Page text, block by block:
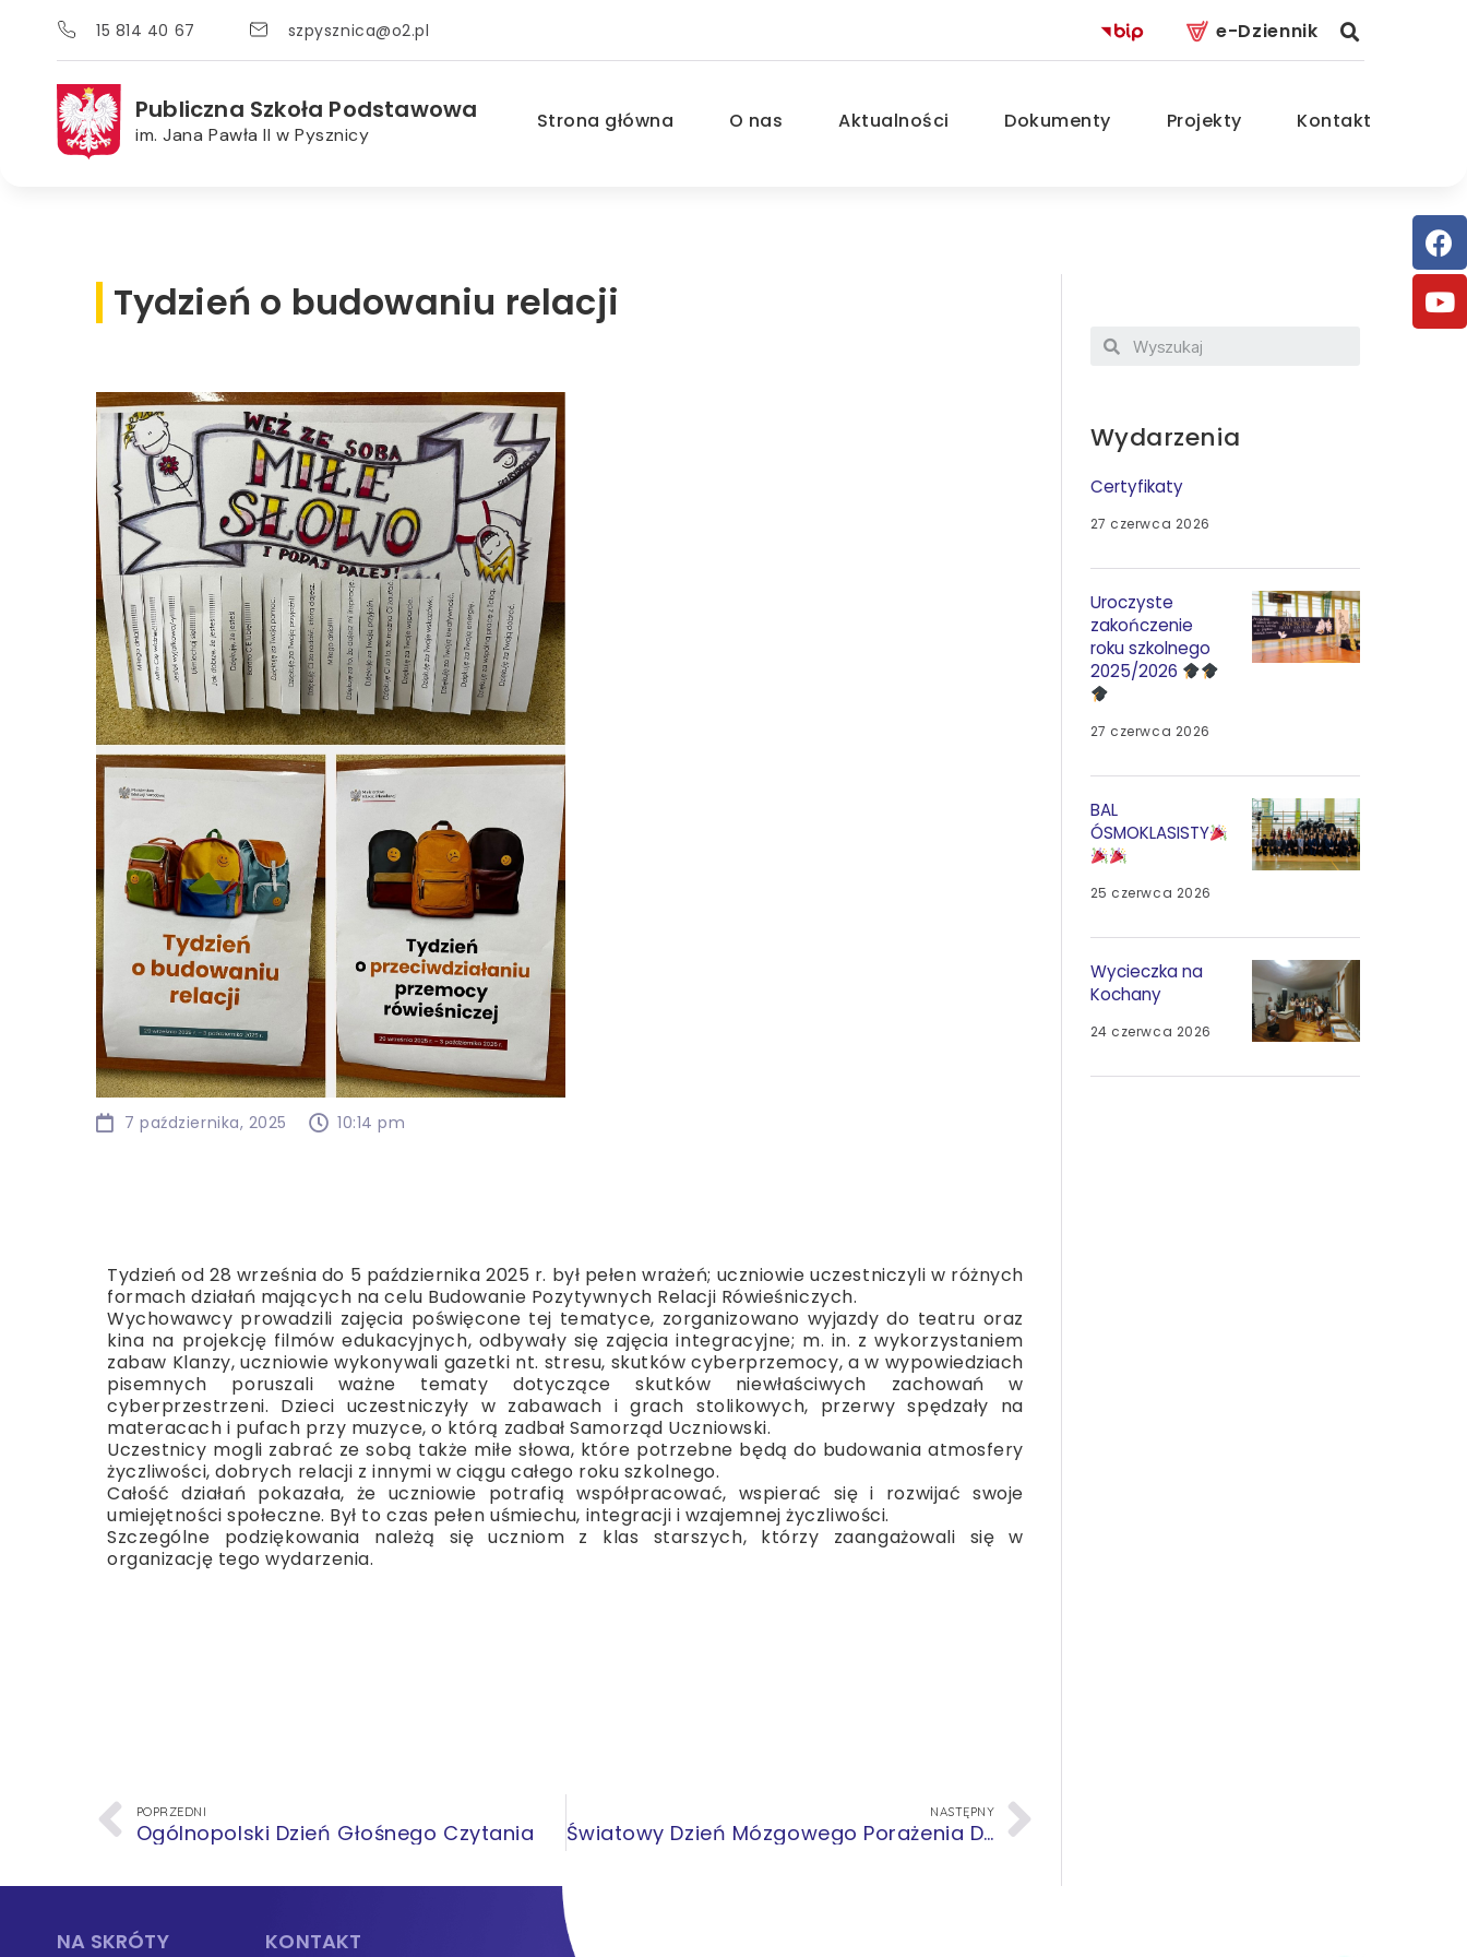
15 814 40 67 szpysznica@o2.pl e-Dziennik
Publiczna Szkoła Podstawowa
im. Jana Pawła II w Pysznicy
Strona główna O nas Aktualności Dokumenty Projekty Kontakt
Tydzień o budowaniu relacji
7 października, 2025 10:14 pm
Tydzień od 28 września do 5 października 2025 r. był pełen wrażeń; uczniowie uczestniczyli w różnych
formach działań mających na celu Budowanie Pozytywnych Relacji Rówieśniczych.
Wychowawcy prowadzili zajęcia poświęcone tej tematyce, zorganizowano wyjazdy do teatru oraz
kina na projekcję filmów edukacyjnych, odbywały się zajęcia integracyjne; m. in. z wykorzystaniem
zabaw Klanzy, uczniowie wykonywali gazetki nt. stresu, skutków cyberprzemocy, a w wypowiedziach
pisemnych poruszali ważne tematy dotyczące skutków niewłaściwych zachowań w
cyberprzestrzeni. Dzieci uczestniczyły w zabawach i grach stolikowych, przerwy spędzały na
materacach i pufach przy muzyce, o którą zadbał Samorząd Uczniowski.
Uczestnicy mogli zabrać ze sobą także miłe słowa, które potrzebne będą do budowania atmosfery
życzliwości, dobrych relacji z innymi w ciągu całego roku szkolnego.
Całość działań pokazała, że uczniowie potrafią współpracować, wspierać się i rozwijać swoje
umiejętności społeczne. Był to czas pełen uśmiechu, integracji i wzajemnej życzliwości.
Szczególne podziękowania należą się uczniom z klas starszych, którzy zaangażowali się w
organizację tego wydarzenia.
POPRZEDNI
Ogólnopolski Dzień Głośnego Czytania
NASTĘPNY
Światowy Dzień Mózgowego Porażenia Dziecięcego
Wydarzenia
Certyfikaty
27 czerwca 2026
Uroczyste
zakończenie
roku szkolnego
2025/2026
27 czerwca 2026
BAL
ÓSMOKLASISTY
25 czerwca 2026
Wycieczka na
Kochany
24 czerwca 2026
NA SKRÓTY KONTAKT